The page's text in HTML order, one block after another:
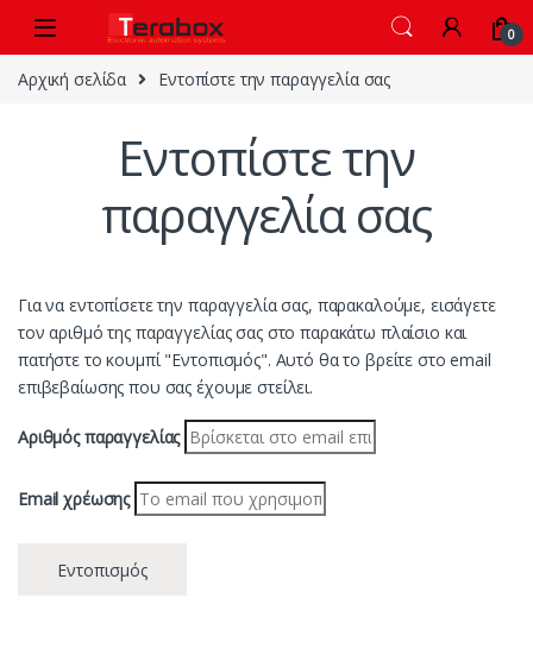
Skip to navigation
0
Αρχική σελίδα Εντοπίστε την παραγγελία σας
Εντοπίστε την
παραγγελία σας
Για να εντοπίσετε την παραγγελία σας, παρακαλούμε, εισάγετε
τον αριθμό της παραγγελίας σας στο παρακάτω πλαίσιο και
πατήστε το κουμπί "Εντοπισμός". Αυτό θα το βρείτε στο email
επιβεβαίωσης που σας έχουμε στείλει.
Αριθμός παραγγελίας
Email χρέωσης
Εντοπισμός